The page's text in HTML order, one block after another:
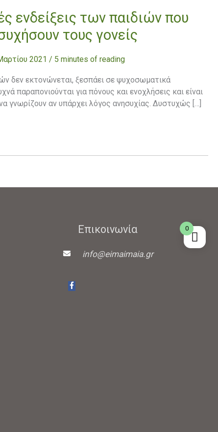
ενδείξεις των παιδιών που
τους γονείς
2021 / 5 minutes of reading
δεν εκτονώνεται, ξεσπάει σε ψυχοσωματικά
παραπονιούνται για πόνους και ενοχλήσεις και είναι
γνωρίζουν αν υπάρχει λόγος ανησυχίας. Δυστυχώς […]
Επικοινωνία
info@eimaimaia.gr
0